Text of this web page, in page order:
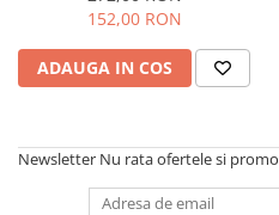
152,00 RON
ADAUGA IN COS
Newsletter Nu rata ofertele si